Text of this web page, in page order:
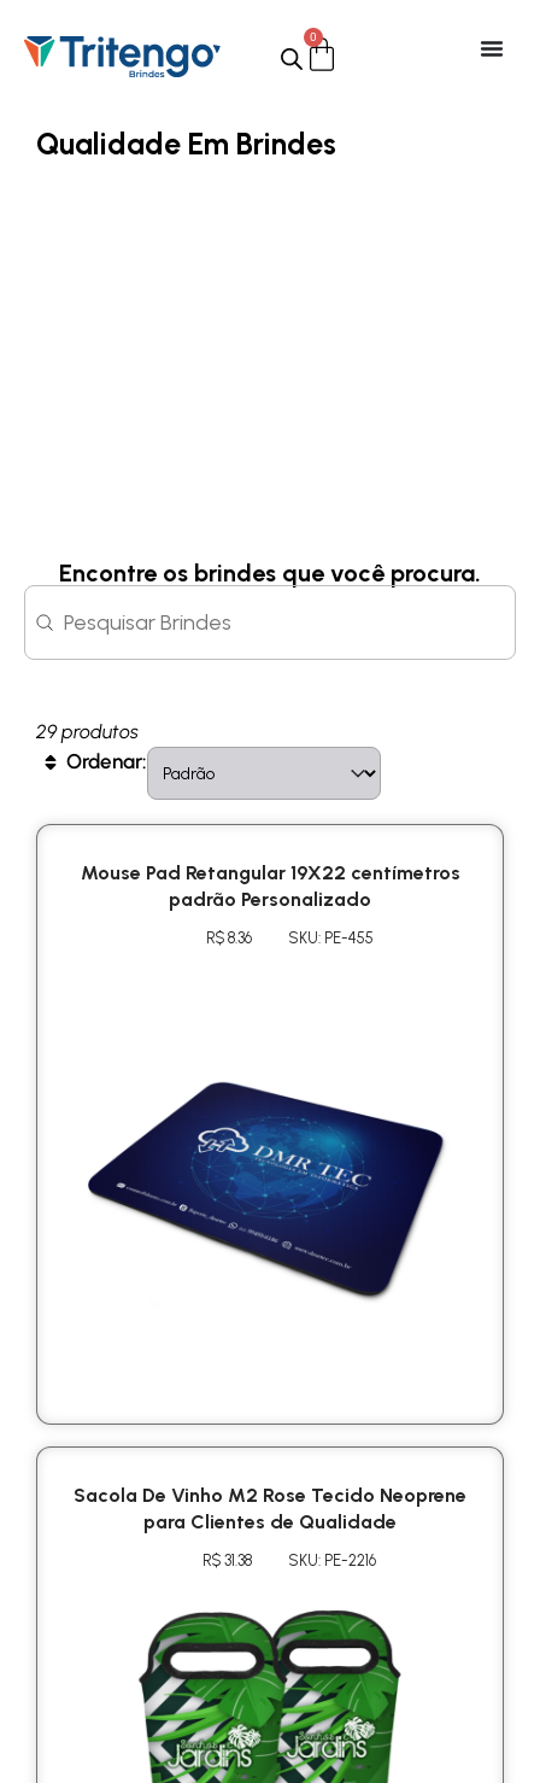
0
Qualidade Em Brindes
Encontre os brindes que você procura.
Search
Search content
29 produtos
Ordenar:Sort
Sort content
Mouse Pad Retangular 19X22 centímetros
padrão Personalizado
R$ 8.36 SKU: PE-455
Sacola De Vinho M2 Rose Tecido Neoprene
para Clientes de Qualidade
R$ 31.38 SKU: PE-2216